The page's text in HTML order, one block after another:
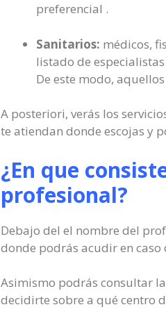
preferencial .
Sanitarios: médicos,
listado de
De este modo,
A posteriori, verás los
te atiendan donde escojas y
¿En que
profesional?
Debajo del el nombre del
donde podrás acudir en caso
Asimismo podrás consultar
decidirte sobre a qué centro